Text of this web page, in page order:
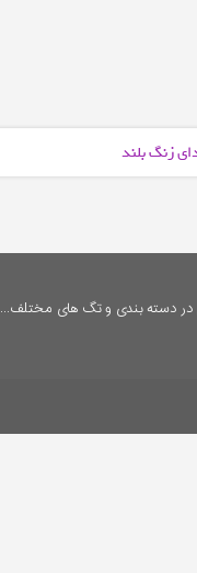
زنگ بلند
در دسته بندی و تگ های مختلف...